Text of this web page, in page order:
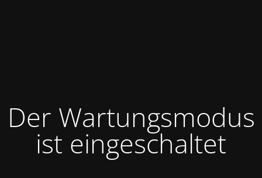
Der Wartungsmodus
ist eingeschaltet